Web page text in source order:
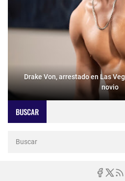
Drake Von, arrestado en Las
novio
BUSCAR